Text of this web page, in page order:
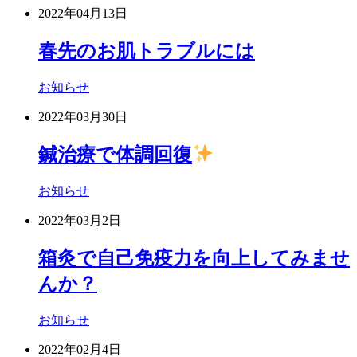
2022年04月13日
春先のお肌トラブルには
お知らせ
2022年03月30日
鍼治療で体調回復
お知らせ
2022年03月2日
箱灸で自己免疫力を向上してみませ
んか？
お知らせ
2022年02月4日